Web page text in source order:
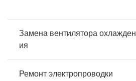
Замена вентилятора охлажден
ия
Ремонт электропроводки